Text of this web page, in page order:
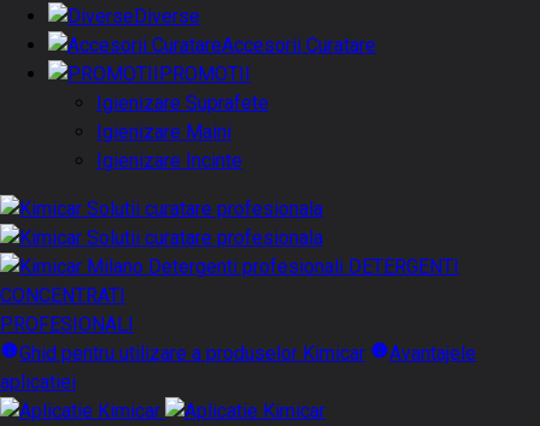
Diverse
Accesorii Curatare
PROMOTII
Igienizare Suprafete
Igienizare Maini
Igienizare Incinte
DETERGENTI
CONCENTRATI
PROFESIONALI
Ghid pentru utilizare a produselor Kimicar
Avantajele
aplicatiei